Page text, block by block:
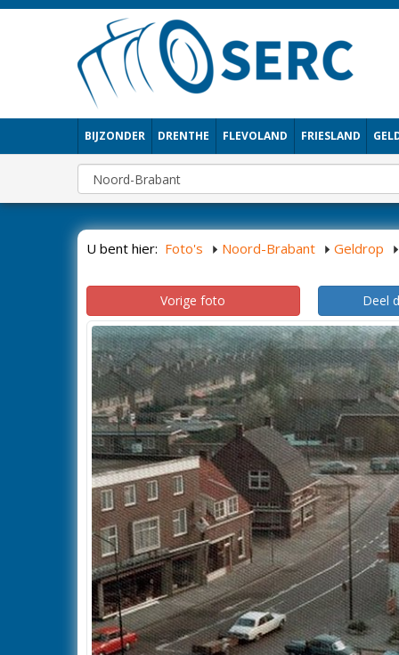
BIJZONDER DRENTHE FLEVOLAND FRIESLAND
U bent hier: Foto's Noord-Brabant Geldrop
Vorige foto Deel